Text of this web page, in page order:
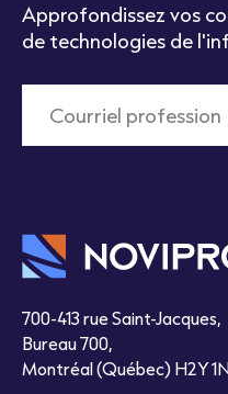
Approfondissez vos
de technologies de
700-413 rue Saint-Jacques,
Bureau 700,
Montréal (Québec) H2Y